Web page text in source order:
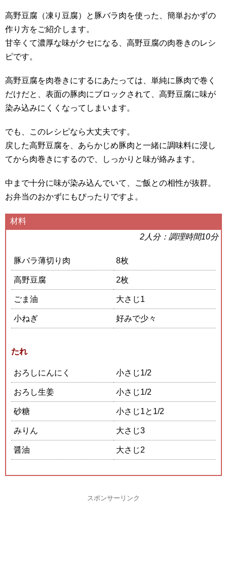
高野豆腐（凍り豆腐）と豚バラ肉を使った、簡単おかずの
作り方をご紹介します。
甘辛くて濃厚な味がクセになる、高野豆腐の肉巻きのレシ
ピです。
高野豆腐を肉巻きにするにあたっては、単純に豚肉で巻く
だけだと、表面の豚肉にブロックされて、高野豆腐に味が
染み込みにくくなってしまいます。
でも、このレシピなら大丈夫です。
戻した高野豆腐を、あらかじめ豚肉と一緒に調味料に浸し
てから肉巻きにするので、しっかりと味が絡みます。
中まで十分に味が染み込んでいて、ご飯との相性が抜群。
お弁当のおかずにもぴったりですよ。
材料
2人分：調理時間10分
豚バラ薄切り肉 8枚
高野豆腐 2枚
ごま油 大さじ1
小ねぎ 好みで少々
たれ
おろしにんにく 小さじ1/2
おろし生姜 小さじ1/2
砂糖 小さじ1と1/2
みりん 大さじ3
醤油 大さじ2
スポンサーリンク